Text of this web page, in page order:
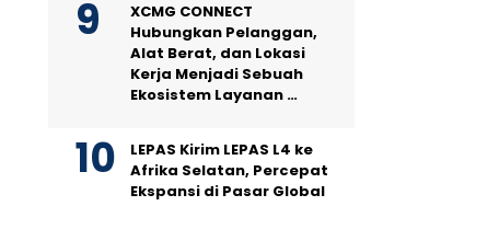
XCMG CONNECT
Hubungkan Pelanggan,
Alat Berat, dan Lokasi
Kerja Menjadi Sebuah
Ekosistem Layanan …
LEPAS Kirim LEPAS L4 ke
Afrika Selatan, Percepat
Ekspansi di Pasar Global